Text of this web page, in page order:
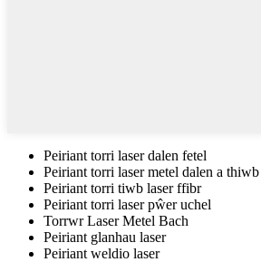
Peiriant torri laser dalen fetel
Peiriant torri laser metel dalen a thiwb
Peiriant torri tiwb laser ffibr
Peiriant torri laser pŵer uchel
Torrwr Laser Metel Bach
Peiriant glanhau laser
Peiriant weldio laser